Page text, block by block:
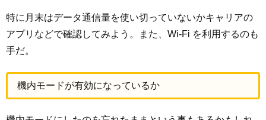
特に月末はデータ通信量を使い切っていないかキャリアの
アプリなどで確認してみよう。また、Wi-Fi を利用するのも
手だ。
機内モードが有効になっているか